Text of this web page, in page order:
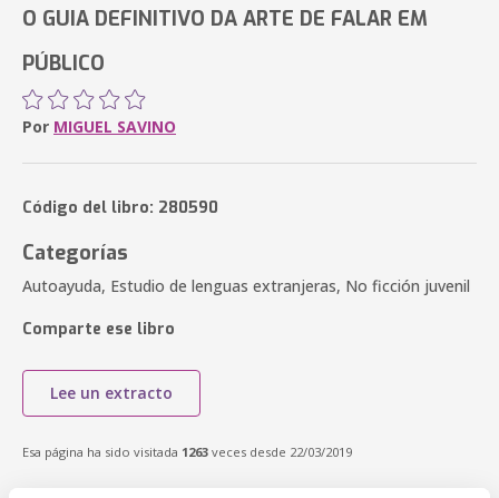
O GUIA DEFINITIVO DA ARTE DE FALAR EM
PÚBLICO
Por MIGUEL SAVINO
Código del libro: 280590
Categorías
Autoayuda, Estudio de lenguas extranjeras, No ficción juvenil
Comparte ese libro
Lee un extracto
Esa página ha sido visitada 1263 veces desde 22/03/2019